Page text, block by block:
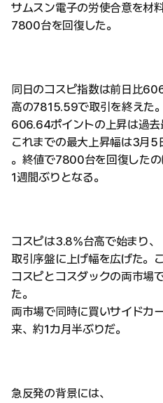
サムスン電子の労使合意を材
7800台を回復した。
同日のコスピ指数は前日比
高の7815.59で取引を終えた。
606.64ポイントの上昇は過去
これまでの最大上昇幅は3月
。終値で7800台を回復したの
1週間ぶりとなる。
コスピは3.8%台高で始まり、
取引序盤に上げ幅を広げた。
コスピとコスダックの両市場
た。
両市場で同時に買いサイドカ
来、約1カ月半ぶりだ。
急反発の背景には、